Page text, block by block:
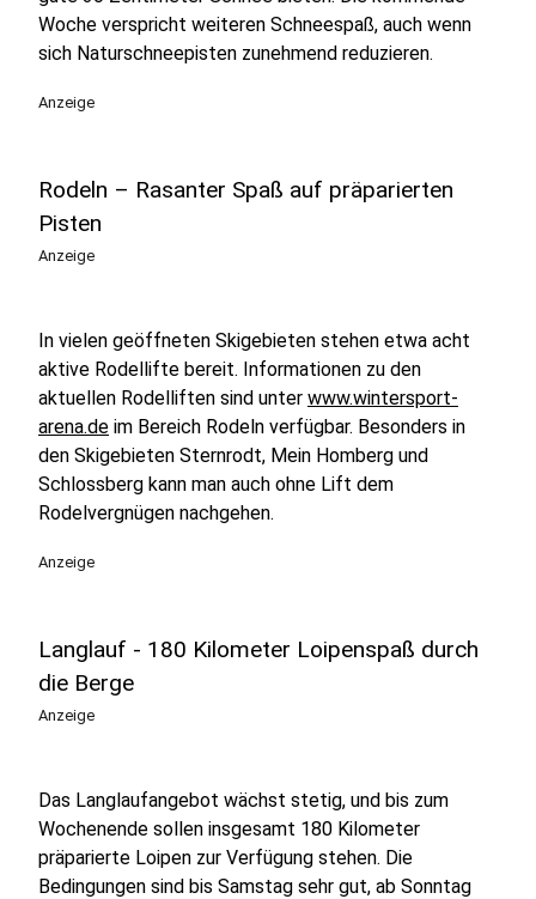
Woche verspricht weiteren Schneespaß, auch wenn
sich Naturschneepisten zunehmend reduzieren.
Anzeige
Rodeln – Rasanter Spaß auf präparierten
Pisten
Anzeige
In vielen geöffneten Skigebieten stehen etwa acht
aktive Rodellifte bereit. Informationen zu den
aktuellen Rodelliften sind unter www.wintersport-
arena.de im Bereich Rodeln verfügbar. Besonders in
den Skigebieten Sternrodt, Mein Homberg und
Schlossberg kann man auch ohne Lift dem
Rodelvergnügen nachgehen.
Anzeige
Langlauf - 180 Kilometer Loipenspaß durch
die Berge
Anzeige
Das Langlaufangebot wächst stetig, und bis zum
Wochenende sollen insgesamt 180 Kilometer
präparierte Loipen zur Verfügung stehen. Die
Bedingungen sind bis Samstag sehr gut, ab Sonntag